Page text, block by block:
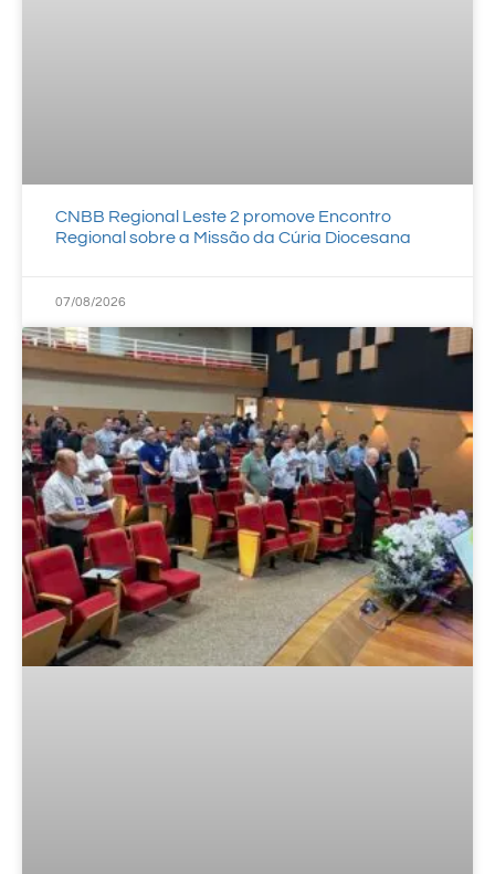
CNBB Regional Leste 2 promove Encontro
Regional sobre a Missão da Cúria Diocesana
07/08/2026